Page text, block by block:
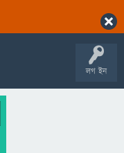
লগ ইন